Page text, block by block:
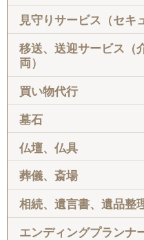
見守りサービス（セキ
移送、送迎サービス（
両）
買い物代行
墓石
仏壇、仏具
葬儀、斎場
相続、遺言書、遺品整
エンディングプランナ